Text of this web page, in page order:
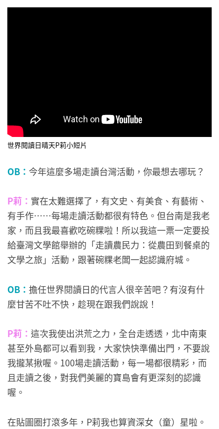
世界閱讀日晴天P莉小短片
OB： 今年這麼多場走讀台灣活動，你最想去哪玩？
P莉： 實在太難選擇了，有文史、有美食、有藝術、
有手作……每場走讀活動都很有特色。但台南是我老
家，而且我最喜歡吃碗粿啦！所以我這一票一定要投
給臺灣文學館舉辦的「走讀農民力：從農田到餐桌的
文學之旅」活動，跟著碗粿老闆一起認識府城。
OB： 擔任世界閱讀日的代言人很辛苦吧？有沒有什
麼甘苦不吐不快，趁現在跟我們說說！
P莉： 這次我使出洪荒之力，全台走透透，北中南東
甚至外島都可以看到我，大家快快準備出門，不要說
我攏某揪喔。100場走讀活動，每一場都很精彩，而
且走讀之後，對我們美麗的寶島會有更深刻的認識
喔。
在貼圖圈打滾多年，P莉我也算資深女（童）星啦。